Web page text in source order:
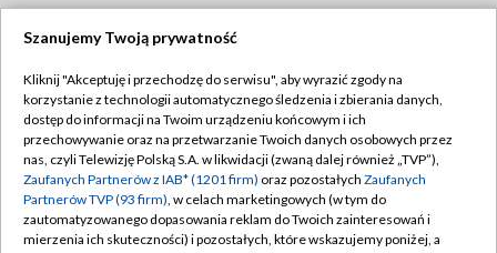
TVP
Abonament TVP
Emisja w TVP
Centrum informacji TVP
Naziemna Telewizja Cyfrowa
Regulamin TVP
Polityka prywatności
Moje zgody
Szanujemy Twoją prywatność
Kliknij "Akceptuję i przechodzę do serwisu", aby wyrazić zgody na
korzystanie z technologii automatycznego śledzenia i zbierania danych,
dostęp do informacji na Twoim urządzeniu końcowym i ich
przechowywanie oraz na przetwarzanie Twoich danych osobowych przez
nas, czyli Telewizję Polską S.A. w likwidacji (zwaną dalej również „TVP”),
Zaufanych Partnerów z IAB* (1201 firm) oraz pozostałych Zaufanych
Partnerów TVP (93 firm), w celach marketingowych (w tym do
zautomatyzowanego dopasowania reklam do Twoich zainteresowań i
mierzenia ich skuteczności) i pozostałych, które wskazujemy poniżej, a